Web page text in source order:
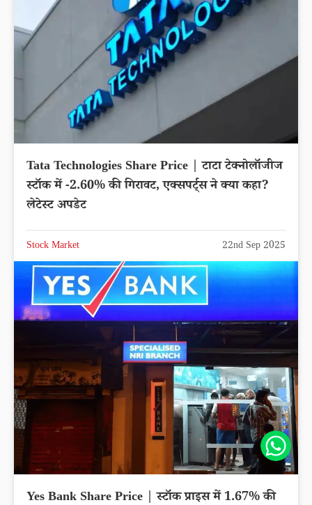
Tata Technologies Share Price | टाटा टेक्नोलॉजीज
स्टॉक में -2.60% की गिरावट, एक्सपर्ट्स ने क्या कहा?
लेटेस्ट अपडेट
Stock Market 22nd Sep 2025
Yes Bank Share Price | स्टॉक प्राइस में 1.67% की
Share